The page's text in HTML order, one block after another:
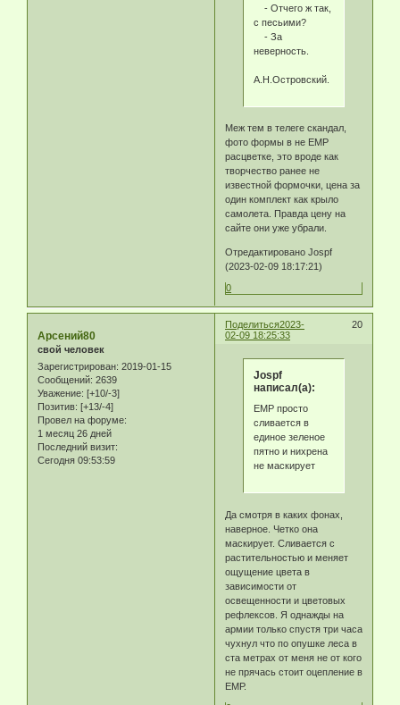
- Отчего ж так,
с песьими?
- За
неверность.
А.Н.Островский.
Меж тем в телеге скандал,
фото формы в не ЕМР
расцветке, это вроде как
творчество ранее не
известной формочки, цена за
один комплект как крыло
самолета. Правда цену на
сайте они уже убрали.
Отредактировано Jospf
(2023-02-09 18:17:21)
0
Поделиться 20
2023-
02-09 18:25:33
Арсений80
свой человек
Зарегистрирован: 2019-01-15
Сообщений: 2639
Уважение: [+10/-3]
Позитив: [+13/-4]
Провел на форуме:
1 месяц 26 дней
Последний визит:
Сегодня 09:53:59
Jospf
написал(а):
ЕМР просто
сливается в
единое зеленое
пятно и нихрена
не маскирует
Да смотря в каких фонах,
наверное. Четко она
маскирует. Сливается с
растительностью и меняет
ощущение цвета в
зависимости от
освещенности и цветовых
рефлексов. Я однажды на
армии только спустя три часа
чухнул что по опушке леса в
ста метрах от меня не от кого
не прячась стоит оцепление в
ЕМР.